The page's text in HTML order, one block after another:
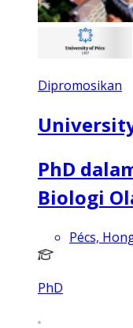
Dipromosikan
PhD
Biologi
Pécs,
PhD